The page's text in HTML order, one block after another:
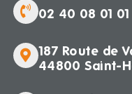
02 40 08 01 01
187 Route de
44800 Saint-